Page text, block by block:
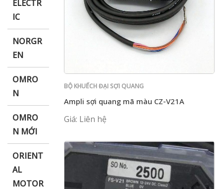
ELECTR
IC
NORGR
EN
OMRO
N
OMRO
N MỚI
ORIENT
AL
MOTOR
BỘ KHUẾCH ĐẠI SỢI QUANG
Ampli sợi quang mã màu CZ-V21A
Giá: Liên hệ